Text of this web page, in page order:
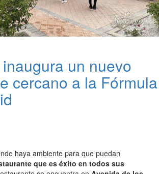
un nuevo
cercano a la Fórmula
haya ambiente para que puedan
que es éxito en todos sus